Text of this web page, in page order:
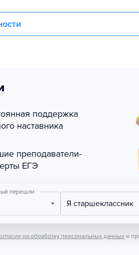
поддержка
наставника
преподаватели-
ЕГЭ
перешли
Я старшеклассник
на обработку персональных данных и